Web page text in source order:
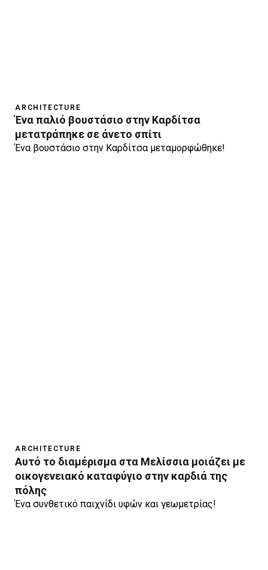
ARCHITECTURE
Ένα παλιό βουστάσιο στην Καρδίτσα
μετατράπηκε σε άνετο σπίτι
Ένα βουστάσιο στην Καρδίτσα μεταμορφώθηκε!
ARCHITECTURE
Αυτό το διαμέρισμα στα Μελίσσια μοιάζει με
οικογενειακό καταφύγιο στην καρδιά της
πόλης
Ένα συνθετικό παιχνίδι υφών και γεωμετρίας!